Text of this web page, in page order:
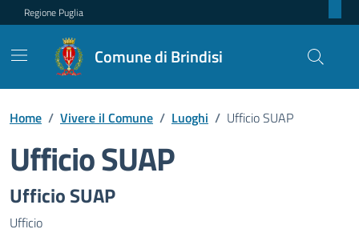
Regione Puglia
Comune di Brindisi
Home / Vivere il Comune / Luoghi / Ufficio SUAP
Ufficio SUAP
Dettagli del luogo
Ufficio SUAP
Ufficio